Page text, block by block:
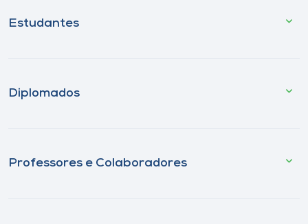
Estudantes
Diplomados
Professores e Colaboradores